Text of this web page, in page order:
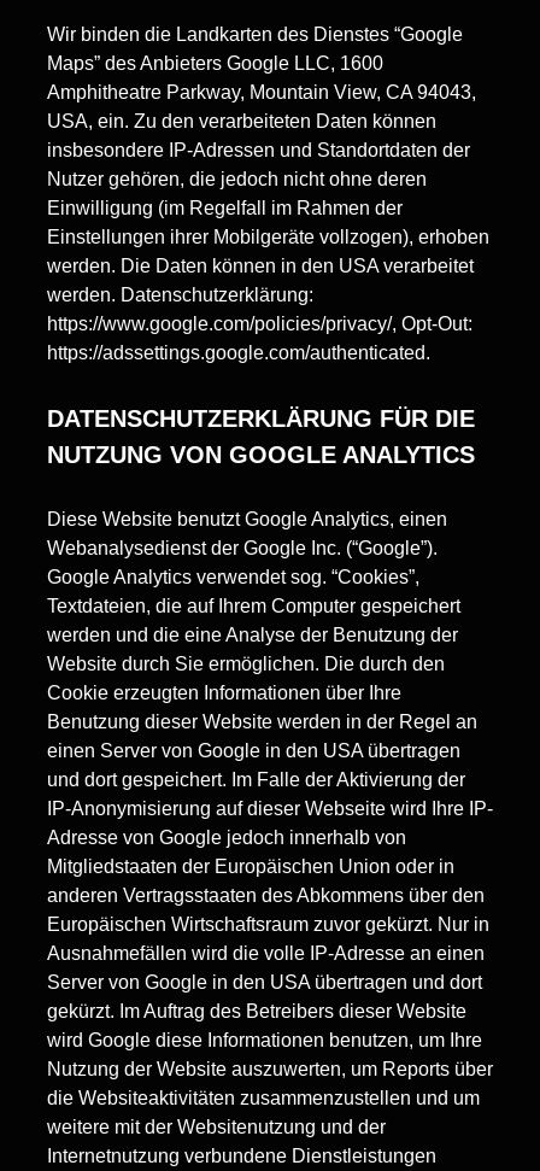
Wir binden die Landkarten des Dienstes “Google
Maps” des Anbieters Google LLC, 1600
Amphitheatre Parkway, Mountain View, CA 94043,
USA, ein. Zu den verarbeiteten Daten können
insbesondere IP-Adressen und Standortdaten der
Nutzer gehören, die jedoch nicht ohne deren
Einwilligung (im Regelfall im Rahmen der
Einstellungen ihrer Mobilgeräte vollzogen), erhoben
werden. Die Daten können in den USA verarbeitet
werden. Datenschutzerklärung:
https://www.google.com/policies/privacy/, Opt-Out:
https://adssettings.google.com/authenticated.
DATENSCHUTZERKLÄRUNG FÜR DIE
NUTZUNG VON GOOGLE ANALYTICS
Diese Website benutzt Google Analytics, einen
Webanalysedienst der Google Inc. (“Google”).
Google Analytics verwendet sog. “Cookies”,
Textdateien, die auf Ihrem Computer gespeichert
werden und die eine Analyse der Benutzung der
Website durch Sie ermöglichen. Die durch den
Cookie erzeugten Informationen über Ihre
Benutzung dieser Website werden in der Regel an
einen Server von Google in den USA übertragen
und dort gespeichert. Im Falle der Aktivierung der
IP-Anonymisierung auf dieser Webseite wird Ihre IP-
Adresse von Google jedoch innerhalb von
Mitgliedstaaten der Europäischen Union oder in
anderen Vertragsstaaten des Abkommens über den
Europäischen Wirtschaftsraum zuvor gekürzt. Nur in
Ausnahmefällen wird die volle IP-Adresse an einen
Server von Google in den USA übertragen und dort
gekürzt. Im Auftrag des Betreibers dieser Website
wird Google diese Informationen benutzen, um Ihre
Nutzung der Website auszuwerten, um Reports über
die Websiteaktivitäten zusammenzustellen und um
weitere mit der Websitenutzung und der
Internetnutzung verbundene Dienstleistungen